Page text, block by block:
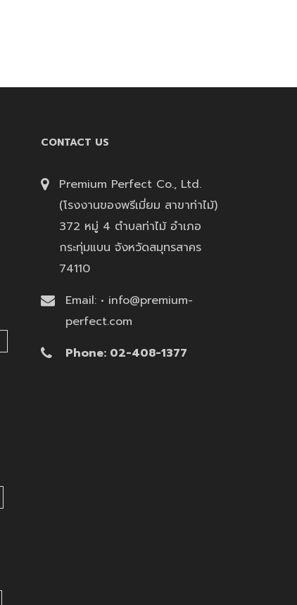
CONTACT US
Premium Perfect Co., Ltd.
(โรงงานของพรีเมี่ยม สาขาท่าไม้)
372 หมู่ 4 ตำบลท่าไม้ อำเภอ
กระทุ่มแบน จังหวัดสมุทรสาคร
74110
Email: • info@premium-
perfect.com
Phone: 02-408-1377